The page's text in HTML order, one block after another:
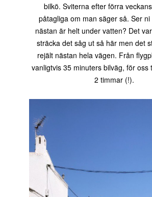
bilkö. Sviterna efter förra
påtagliga om man säger så. Ser
nästan är helt under vatten? Det
sträcka det såg ut så här men det
rejält nästan hela vägen. Från
vanligtvis 35 minuters bilväg, för oss
2 timmar (!).